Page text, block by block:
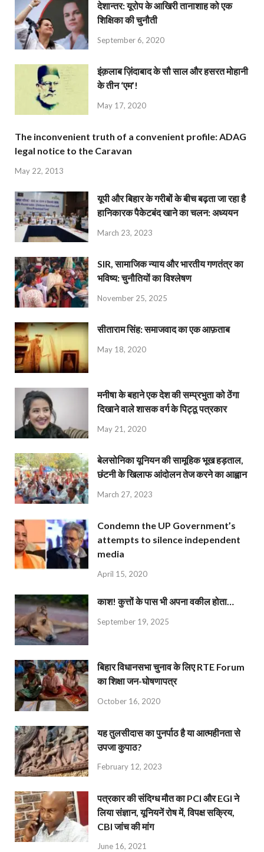
देशान्‍तर: यूरोप के आखिरी तानाशाह को एक
शिक्षिका की चुनौती
September 6, 2020
इंक़लाब ज़िंदाबाद के सौ साल और हसरत मोहानी
के तीन ‘एम’!
May 17, 2020
The inconvenient truth of a convenient profile: ADAG
legal notice to the Caravan
May 22, 2013
यूपी और बिहार के गरीबों के बीच बढ़ता जा रहा है
हानिकारक पैकेटबंद खाने का चलन: अध्ययन
March 23, 2023
SIR, सामाजिक न्याय और भारतीय गणतंत्र का
भविष्य: चुनौतियों का विश्लेषण
November 25, 2025
सीताराम सिंह: समाजवाद का एक आफ़ताब
May 18, 2020
मनीषा के बहाने एक देश की सम्प्रभुता को ठेंगा
दिखाने वाले शासक वर्ग के पिट्ठू पत्रकार
May 21, 2020
बेलसोनिका यूनियन की सामूहिक भूख हड़ताल,
छंटनी के खिलाफ आंदोलन तेज करने का आह्वान
March 27, 2023
Condemn the UP Government’s
attempts to silence independent
media
April 15, 2020
काश! कुत्तों के पास भी अपना वकील होता…
September 19, 2025
बिहार विधानसभा चुनाव के लिए RTE Forum
का शिक्षा जन-घोषणापत्र
October 16, 2020
यह तुलसीदास का पुनर्पाठ है या आत्महीनता से
उपजा कुपाठ?
February 12, 2023
पत्रकार की संदिग्ध मौत का PCI और EGI ने
लिया संज्ञान, यूनियनें रोष में, विपक्ष सक्रिय,
CBI जांच की मांग
June 16, 2021